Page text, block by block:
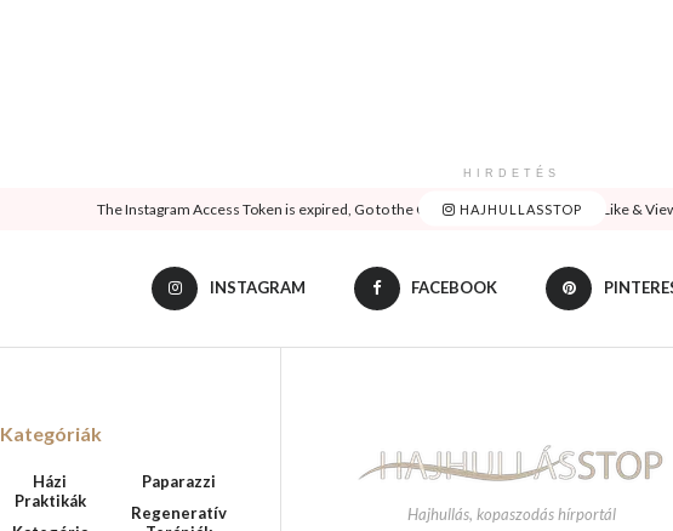
HIRDETÉS
HAJHULLASSTOP
The Instagram Access Token is expired, Go to the Customizer > JNews : Social, Like &
INSTAGRAM FACEBOOK
Kategóriák
Házi
Praktikák
Paparazzi
Regeneratív
Hajhullás, kopaszodás hírportál